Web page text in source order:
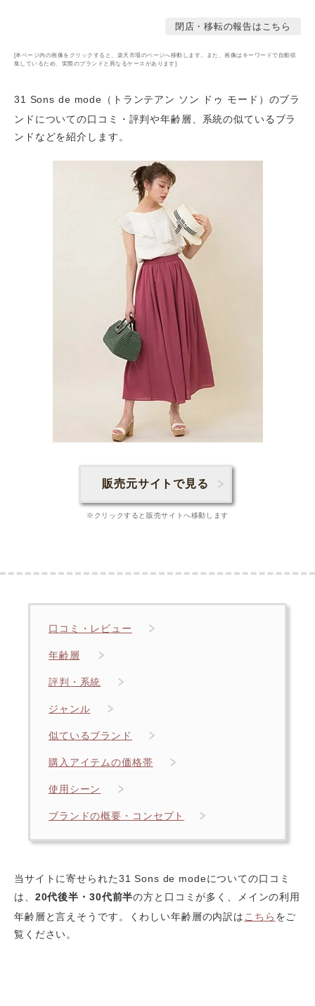
閉店・移転の報告はこちら
[本ページ内の画像をクリックすると、楽天市場のページへ移動します。また、画像はキーワードで自動収
集しているため、実際のブランドと異なるケースがあります]
31 Sons de mode（トランテアン ソン ドゥ モード）のブラ
ンドについての口コミ・評判や年齢層
、系統の似ているブラ
ンドなどを紹介します。
販売元サイトで見る
※クリックすると販売サイトへ移動します
口コミ・レビュー
年齢層
評判・系統
ジャンル
似ているブランド
購入アイテムの価格帯
使用シーン
ブランドの概要・コンセプト
当サイトに寄せられた31 Sons de modeについての口コミ
は、 20代後半・30代前半の方と口コミが多く、メインの利用
年齢層と言えそうです。くわしい年齢層の内訳は こちら をご
覧ください。